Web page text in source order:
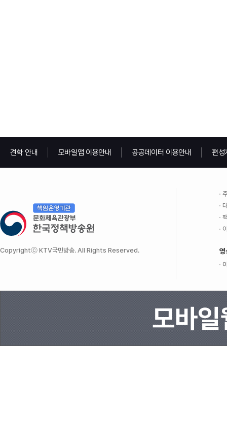
견학 안내 모바일앱 이용안내 공공데이터 이용안내 편성
Copyrightⓒ KTV국민방송. All Rights Reserved. 영
모바